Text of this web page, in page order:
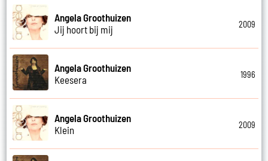
Angela Groothuizen
Jij hoort bij mij
2009
Angela Groothuizen
Keesera
1996
Angela Groothuizen
Klein
2009